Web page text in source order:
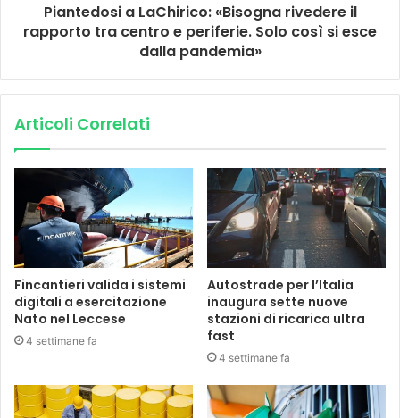
Piantedosi a LaChirico: «Bisogna rivedere il
rapporto tra centro e periferie. Solo così si esce
dalla pandemia»
Articoli Correlati
Fincantieri valida i sistemi
digitali a esercitazione
Nato nel Leccese
4 settimane fa
Autostrade per l’Italia
inaugura sette nuove
stazioni di ricarica ultra
fast
4 settimane fa